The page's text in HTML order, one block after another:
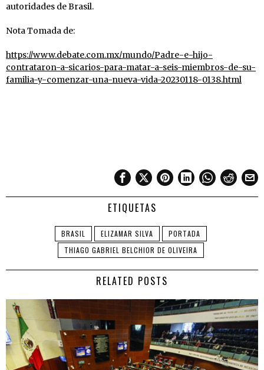
autoridades de Brasil.
Nota Tomada de:
https://www.debate.com.mx/mundo/Padre-e-hijo-
contrataron-a-sicarios-para-matar-a-seis-miembros-de-su-
familia-y-comenzar-una-nueva-vida-20230118-0138.html
ETIQUETAS
BRASIL ELIZAMAR SILVA
PORTADA
THIAGO GABRIEL BELCHIOR DE OLIVEIRA
RELATED POSTS